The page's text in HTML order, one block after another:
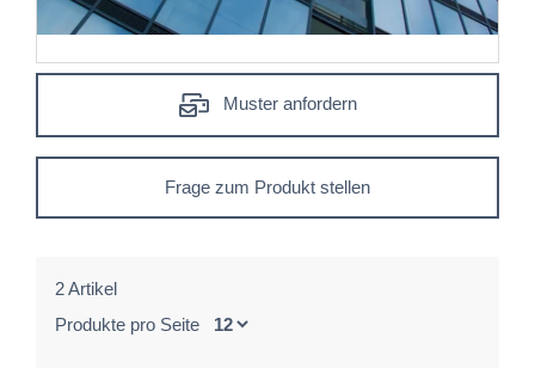
Muster anfordern
Frage zum Produkt stellen
2 Artikel
Produkte pro Seite